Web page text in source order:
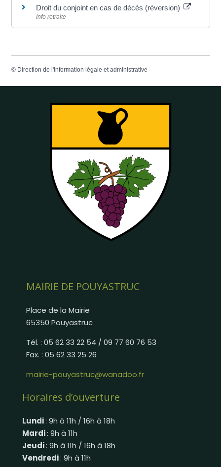
Droit du conjoint en cas de décès (réversion)
Info retraite
© Direction de l'information légale et administrative
MAIRIE DE POUYASTRUC
Place de la Mairie
65350 Pouyastruc
Tél. : 05 62 33 22 54 / 09 77 60 76 53
Fax. : 05 62 33 25 26
mairie-pouyastruc@wanadoo.fr
Horaires d’ouverture
Lundi: 9h à 11h / 16h à 18h
Mardi: 9h à 11h
Jeudi: 9h à 11h / 16h à 18h
Vendredi: 9h à 11h